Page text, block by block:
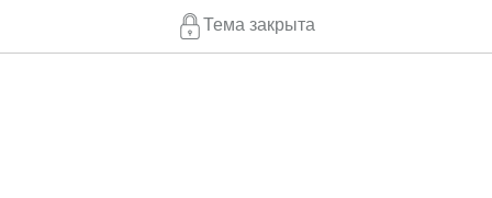
Тема закрыта